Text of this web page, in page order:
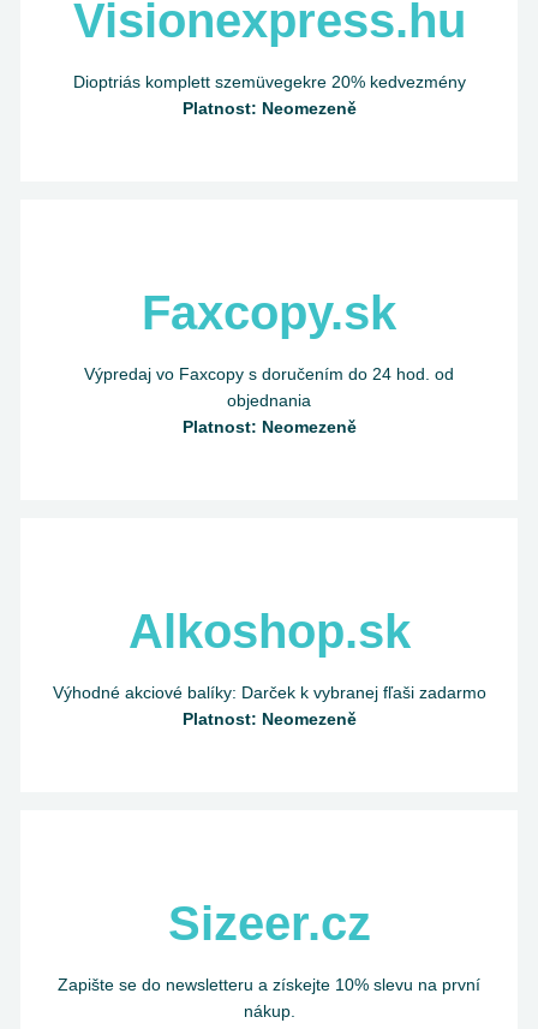
Visionexpress.hu
Dioptriás komplett szemüvegekre 20% kedvezmény
Platnost: Neomezeně
Faxcopy.sk
Výpredaj vo Faxcopy s doručením do 24 hod. od
objednania
Platnost: Neomezeně
Alkoshop.sk
Výhodné akciové balíky: Darček k vybranej fľaši zadarmo
Platnost: Neomezeně
Sizeer.cz
Zapište se do newsletteru a získejte 10% slevu na první
nákup.